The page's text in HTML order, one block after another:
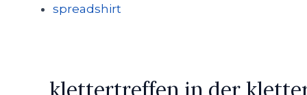
spreadshirt
klettertreffen in der